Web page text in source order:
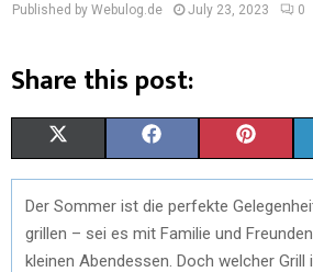
Published by Webulog.de July 23, 2023 0
Share this post:
(
T
W
A
C
E
I
N
T
Der Sommer ist die perfekte
grillen – sei es mit Familie und
kleinen Abendessen. Doch welcher